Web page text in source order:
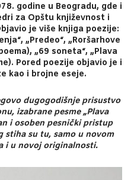
godine u Beogradu, gde i
za Opštu književnost i
je više knjiga poezije:
„Predeo“, „Roršarhove
„69 soneta“, „Plava
Pored poezije objavio je i
kao i brojne eseje.
dugogodišnje prisustvo
izabrane pesme „Plava
i osoben pesnički pristup
stiha su tu, samo u novom
i u novoj originalnosti.